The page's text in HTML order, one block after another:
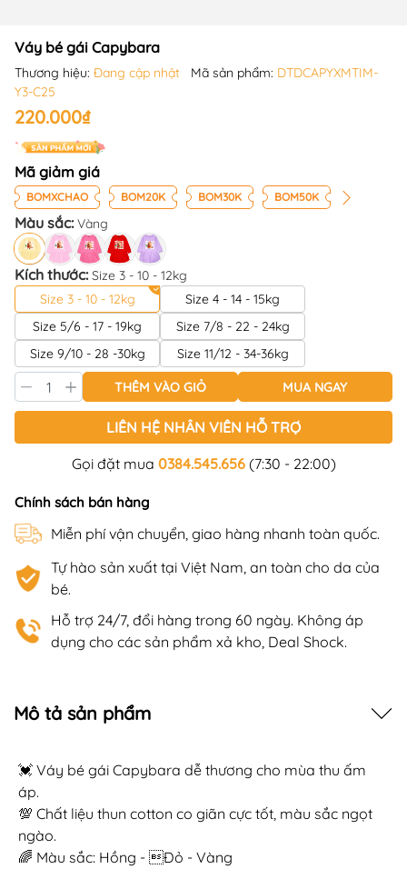
Váy bé gái Capybara
Thương hiệu: Đang cập nhật Mã sản phẩm: DTDCAPYXMTIM-
Y3-C25
220.000₫
Mã giảm giá
BOMXCHAO BOM20K BOM30K BOM50K
Màu sắc:Vàng
Kích thước:Size 3 - 10 - 12kg
Size 3 - 10 - 12kg
Size 4 - 14 - 15kg
Size 5/6 - 17 - 19kg
Size 7/8 - 22 - 24kg
Size 9/10 - 28 -30kg
Size 11/12 - 34-36kg
THÊM VÀO GIỎ MUA NGAY
LIÊN HỆ NHÂN VIÊN HỖ TRỢ
Gọi đặt mua 0384.545.656(7:30 - 22:00)
Chính sách bán hàng
Miễn phí vận chuyển, giao hàng nhanh toàn quốc.
Tự hào sản xuất tại Việt Nam, an toàn cho da của
bé.
Hỗ trợ 24/7, đổi hàng trong 60 ngày. Không áp
dụng cho các sản phẩm xả kho, Deal Shock.
Mô tả sản phẩm
💓 Váy bé gái Capybara dễ thương cho mùa thu ấm
áp.
💯 Chất liệu thun cotton co giãn cực tốt, màu sắc ngọt
ngào.
🌈 Màu sắc: Hồng - Đỏ - Vàng